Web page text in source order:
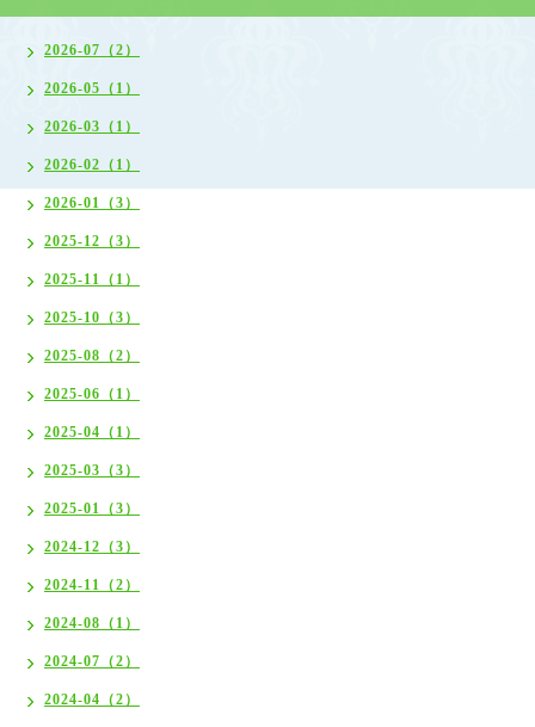
2026-07（2）
2026-05（1）
2026-03（1）
2026-02（1）
2026-01（3）
2025-12（3）
2025-11（1）
2025-10（3）
2025-08（2）
2025-06（1）
2025-04（1）
2025-03（3）
2025-01（3）
2024-12（3）
2024-11（2）
2024-08（1）
2024-07（2）
2024-04（2）